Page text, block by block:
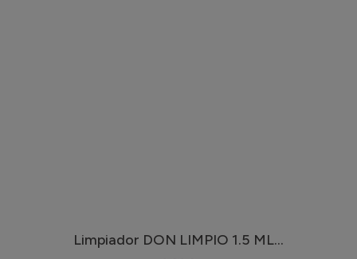
Limpiador DON LIMPIO 1.5 ML...